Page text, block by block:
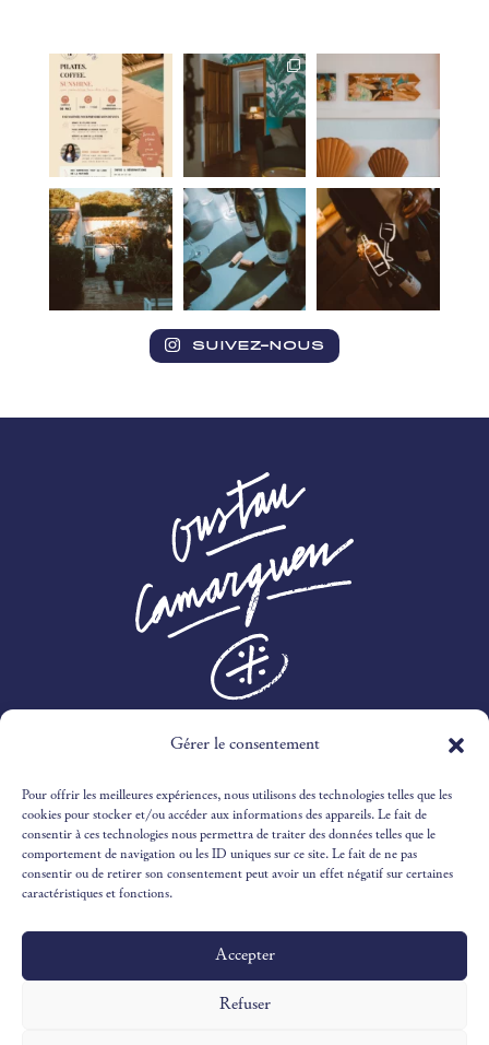
Gérer le consentement
Pour offrir les meilleures expériences, nous utilisons des technologies telles que les
cookies pour stocker et/ou accéder aux informations des appareils. Le fait de
consentir à ces technologies nous permettra de traiter des données telles que le
comportement de navigation ou les ID uniques sur ce site. Le fait de ne pas
consentir ou de retirer son consentement peut avoir un effet négatif sur certaines
caractéristiques et fonctions.
Accepter
Refuser
SUIVEZ-NOUS
3 RTE DES MARINES,
04 66 51 51 65
RECEPTION@OUSTAUCAMARGUEN.COM
Design & Illustrations par©Victoria Ivaldy Studio
Développement par©Pantastic Studio